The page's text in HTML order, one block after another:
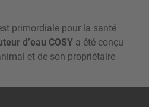
primordiale pour la santé
d’eau COSY a été conçu
et de son propriétaire